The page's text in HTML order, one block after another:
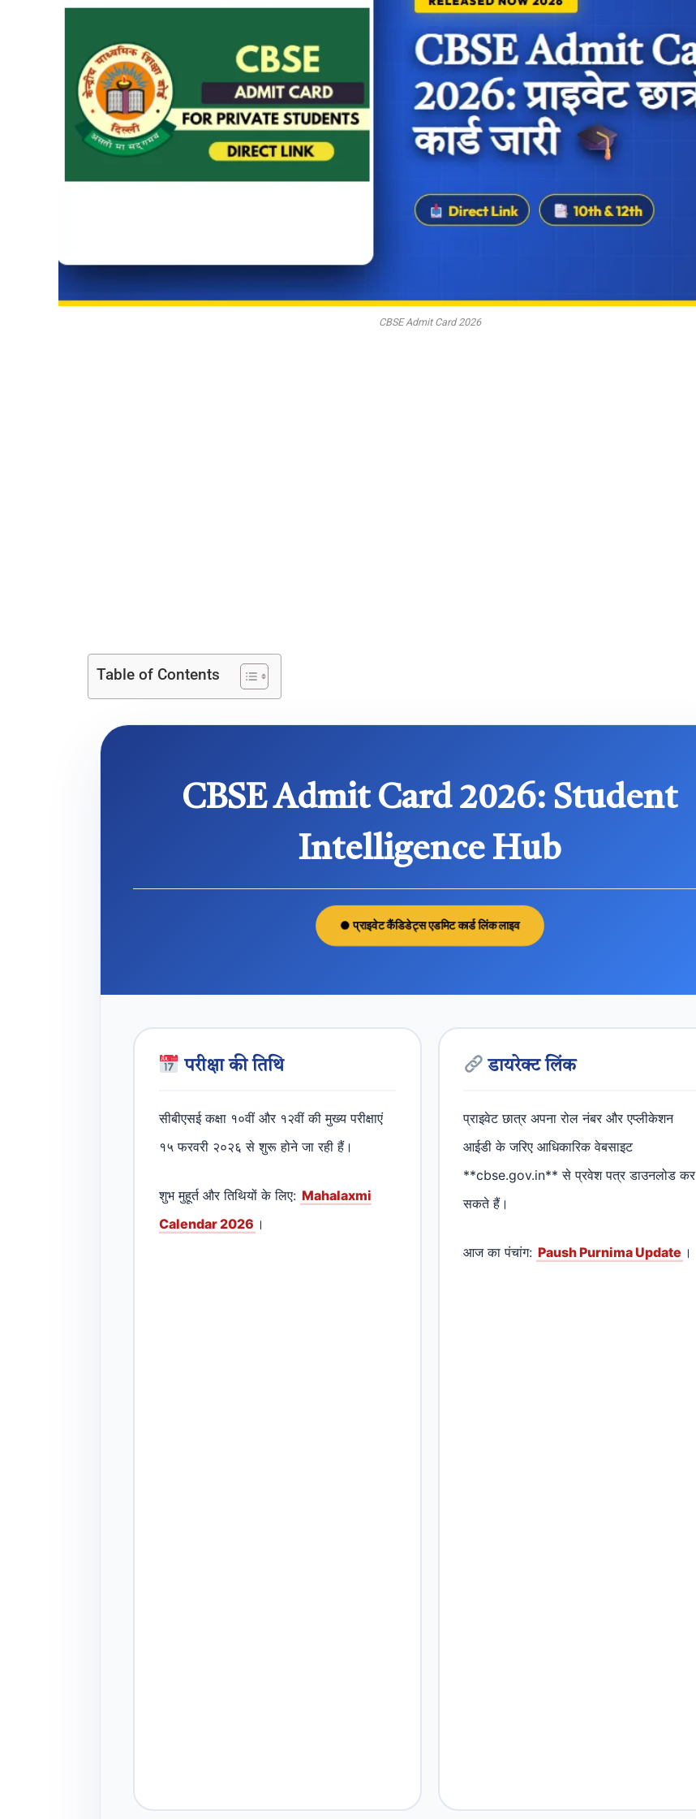
CBSE Admit Card 2026
Table of Contents
CBSE Admit Card 2026: Student
Intelligence Hub
● प्राइवेट कैंडिडेट्स एडमिट कार्ड लिंक लाइव
परीक्षा की तिथि
सीबीएसई कक्षा १०वीं और १२वीं की मुख्य परीक्षाएं
१५ फरवरी २०२६ से शुरू होने जा रही हैं।
शुभ मुहूर्त और तिथियों के लिए: Mahalaxmi
Calendar 2026 ।
डायरेक्ट लिंक
प्राइवेट छात्र अपना रोल नंबर और एप्लीकेशन
आईडी के जरिए आधिकारिक वेबसाइट
**cbse.gov.in** से प्रवेश पत्र डाउनलोड कर
सकते हैं।
आज का पंचांग: Paush Purnima Update ।